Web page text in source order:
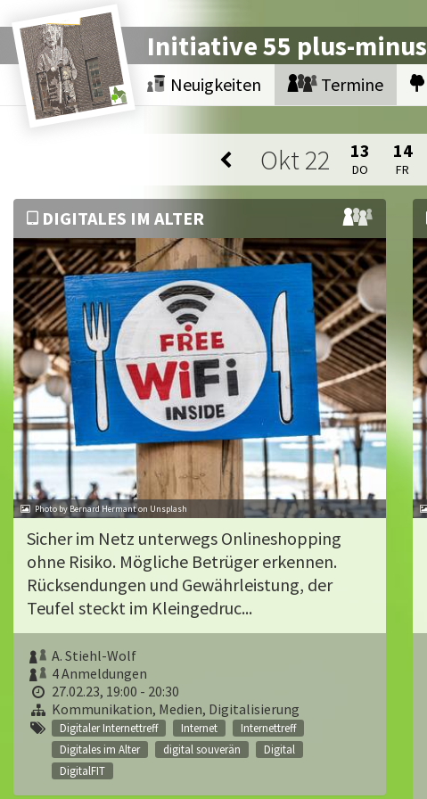
Initiative 55 plus-minus
Neuigkeiten Termine
Okt22 13
DO
14
FR
DIGITALES IM ALTER
Photo by Bernard Hermant on Unsplash
Sicher im Netz unterwegs Onlineshopping
ohne Risiko. Mögliche Betrüger erkennen.
Rücksendungen und Gewährleistung, der
Teufel steckt im Kleingedruc...
A. Stiehl-Wolf
4 Anmeldungen
27.02.23, 19:00 - 20:30
Kommunikation, Medien, Digitalisierung
Digitaler Internettreff Internet
Internettreff
Digitales im Alter
digital souverän
Digital
DigitalFIT